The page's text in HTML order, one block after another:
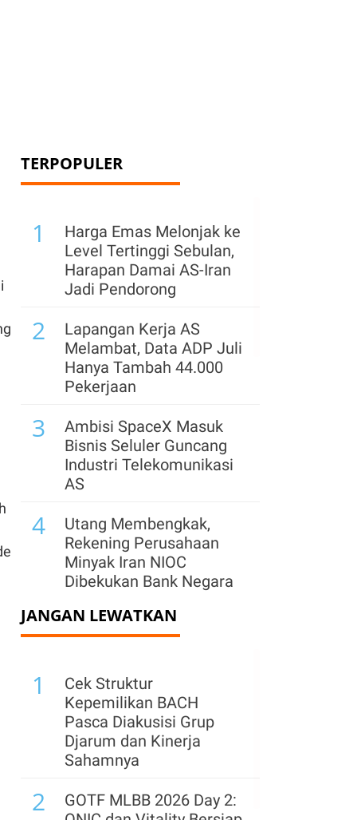
TERPOPULER
1
Harga Emas Melonjak ke
Level Tertinggi Sebulan,
Harapan Damai AS-Iran
Jadi Pendorong
2
Lapangan Kerja AS
Melambat, Data ADP Juli
Hanya Tambah 44.000
Pekerjaan
3
Ambisi SpaceX Masuk
Bisnis Seluler Guncang
Industri Telekomunikasi
AS
4
Utang Membengkak,
Rekening Perusahaan
Minyak Iran NIOC
Dibekukan Bank Negara
5
Dolar AS Diproyeksi
Tetap Kuat, Intervensi
Selamatkan Yen
Serangan Houthi ke
Kapal Tanker Saudi Picu
Kenaikan Harga Minyak
Tembus US$ 80
Rusia - Ukraina Saling
JANGAN LEWATKAN
1
Cek Struktur
Kepemilikan BACH
Pasca Diakusisi Grup
Djarum dan Kinerja
Sahamnya
2
GOTF MLBB 2026 Day 2: